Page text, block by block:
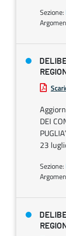
Sezione:
DEI
23
Sezione: